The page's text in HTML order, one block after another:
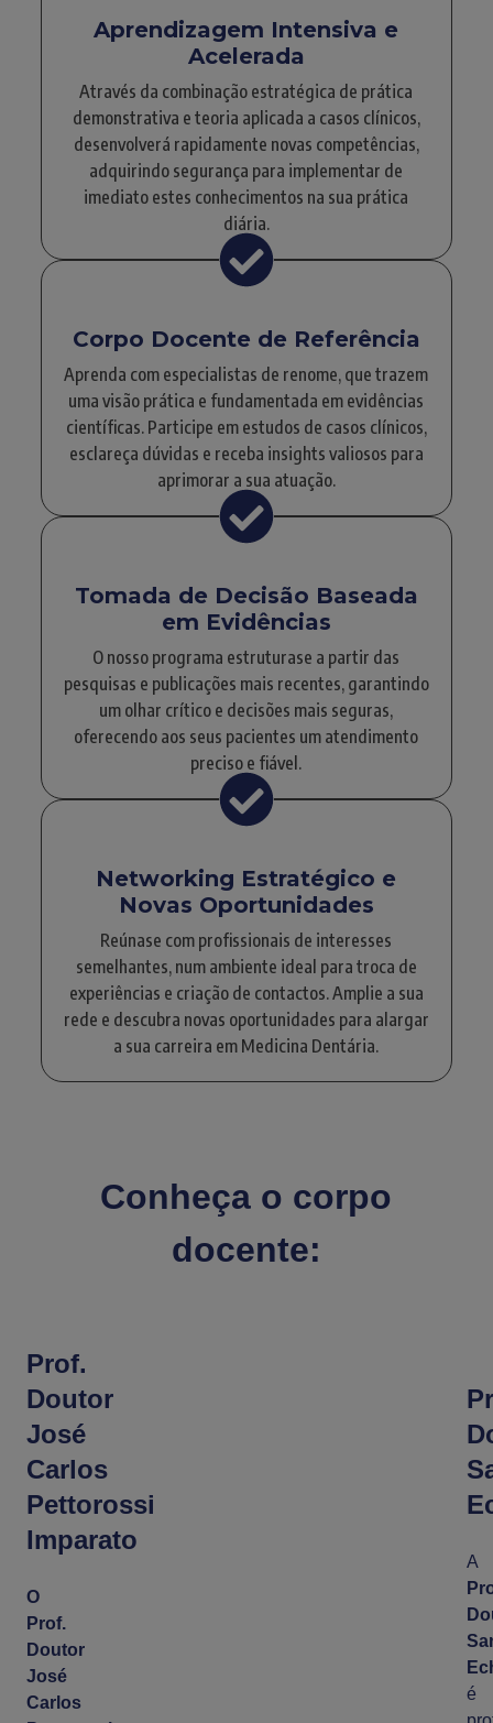
Aprendizagem Intensiva e
Acelerada
Através da combinação estratégica de prática
demonstrativa e teoria aplicada a casos clínicos,
desenvolverá rapidamente novas competências,
adquirindo segurança para implementar de
imediato estes conhecimentos na sua prática
diária.
Corpo Docente de Referência
Aprenda com especialistas de renome, que trazem
uma visão prática e fundamentada em evidências
científicas. Participe em estudos de casos clínicos,
esclareça dúvidas e receba insights valiosos para
aprimorar a sua atuação.
Tomada de Decisão Baseada
em Evidências
O nosso programa estruturase a partir das
pesquisas e publicações mais recentes, garantindo
um olhar crítico e decisões mais seguras,
oferecendo aos seus pacientes um atendimento
preciso e fiável.
Networking Estratégico e
Novas Oportunidades
Reúnase com profissionais de interesses
semelhantes, num ambiente ideal para troca de
experiências e criação de contactos. Amplie a sua
rede e descubra novas oportunidades para alargar
a sua carreira em Medicina Dentária.
Conheça o corpo
docente:
Prof.
Doutor
José
Carlos
Pettorossi
Imparato
O
Prof.
Doutor
José
Carlos
A
é